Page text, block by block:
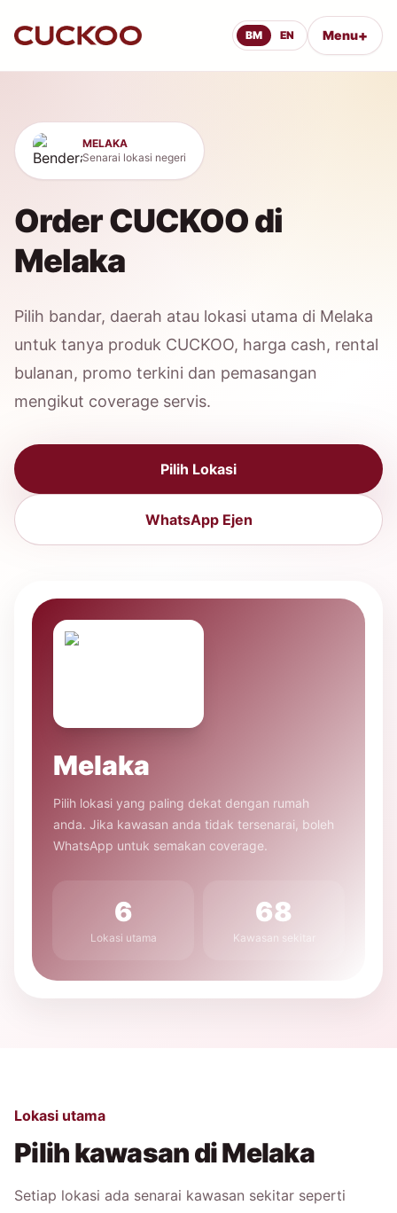
BM EN Menu+
MELAKA
Senarai lokasi negeri
Order CUCKOO di
Melaka
Pilih bandar, daerah atau lokasi utama di Melaka
untuk tanya produk CUCKOO, harga cash, rental
bulanan, promo terkini dan pemasangan
mengikut coverage servis.
Pilih Lokasi
WhatsApp Ejen
Melaka
Pilih lokasi yang paling dekat dengan rumah
anda. Jika kawasan anda tidak tersenarai, boleh
WhatsApp untuk semakan coverage.
6
Lokasi utama
68
Kawasan sekitar
Lokasi utama
Pilih kawasan di Melaka
Setiap lokasi ada senarai kawasan sekitar seperti